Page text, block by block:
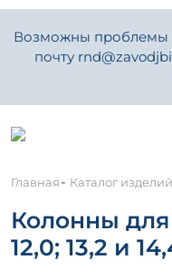
Возможны проблемы
почту
Главная- Каталог изделий
Колонны
12,0; 13,2 и